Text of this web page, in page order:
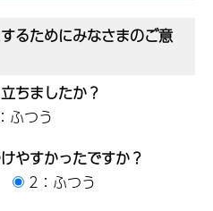
るためにみなさまのご意
ちましたか？
ふつう
やすかったですか？
2：ふつう